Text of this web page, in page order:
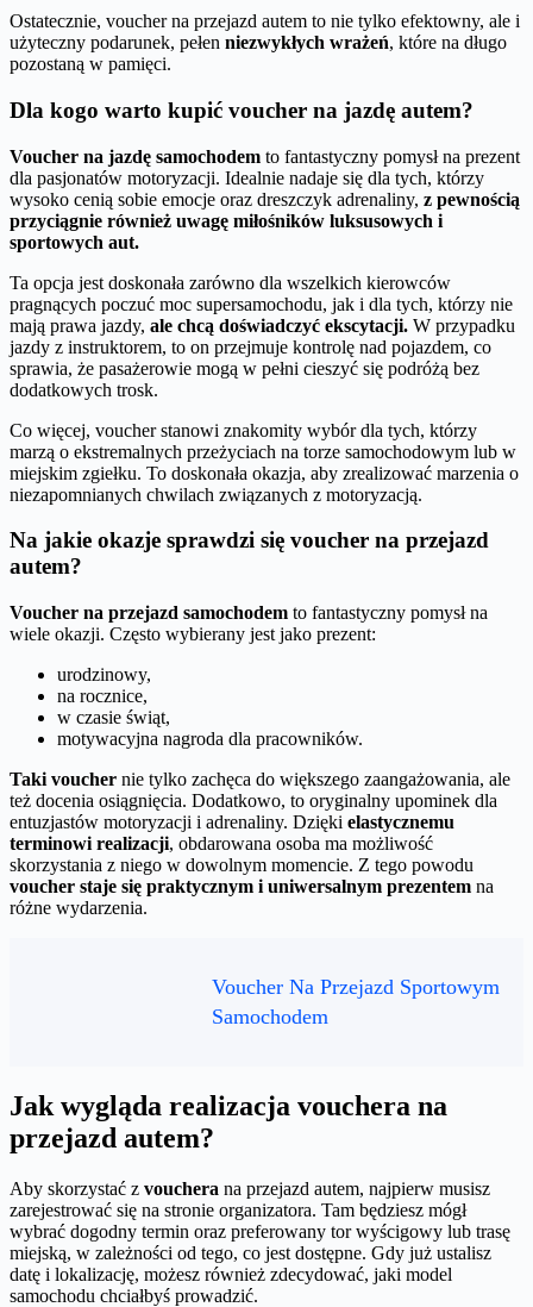
Ostatecznie, voucher na przejazd autem to nie tylko efektowny, ale i
użyteczny podarunek, pełen niezwykłych wrażeń, które na długo
pozostaną w pamięci.
Dla kogo warto kupić voucher na jazdę autem?
Voucher na jazdę samochodem to fantastyczny pomysł na prezent
dla pasjonatów motoryzacji. Idealnie nadaje się dla tych, którzy
wysoko cenią sobie emocje oraz dreszczyk adrenaliny, z pewnością
przyciągnie również uwagę miłośników luksusowych i
sportowych aut.
Ta opcja jest doskonała zarówno dla wszelkich kierowców
pragnących poczuć moc supersamochodu, jak i dla tych, którzy nie
mają prawa jazdy, ale chcą doświadczyć ekscytacji. W przypadku
jazdy z instruktorem, to on przejmuje kontrolę nad pojazdem, co
sprawia, że pasażerowie mogą w pełni cieszyć się podróżą bez
dodatkowych trosk.
Co więcej, voucher stanowi znakomity wybór dla tych, którzy
marzą o ekstremalnych przeżyciach na torze samochodowym lub w
miejskim zgiełku. To doskonała okazja, aby zrealizować marzenia o
niezapomnianych chwilach związanych z motoryzacją.
Na jakie okazje sprawdzi się voucher na przejazd
autem?
Voucher na przejazd samochodem to fantastyczny pomysł na
wiele okazji. Często wybierany jest jako prezent:
urodzinowy,
na rocznice,
w czasie świąt,
motywacyjna nagroda dla pracowników.
Taki voucher nie tylko zachęca do większego zaangażowania, ale
też docenia osiągnięcia. Dodatkowo, to oryginalny upominek dla
entuzjastów motoryzacji i adrenaliny. Dzięki elastycznemu
terminowi realizacji, obdarowana osoba ma możliwość
skorzystania z niego w dowolnym momencie. Z tego powodu
voucher staje się praktycznym i uniwersalnym prezentem na
różne wydarzenia.
Voucher Na Przejazd Sportowym
Samochodem
Jak wygląda realizacja vouchera na
przejazd autem?
Aby skorzystać z vouchera na przejazd autem, najpierw musisz
zarejestrować się na stronie organizatora. Tam będziesz mógł
wybrać dogodny termin oraz preferowany tor wyścigowy lub trasę
miejską, w zależności od tego, co jest dostępne. Gdy już ustalisz
datę i lokalizację, możesz również zdecydować, jaki model
samochodu chciałbyś prowadzić.